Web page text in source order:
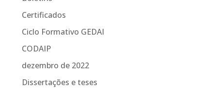
Certificados
Ciclo Formativo GEDAI
CODAIP
dezembro de 2022
Dissertações e teses